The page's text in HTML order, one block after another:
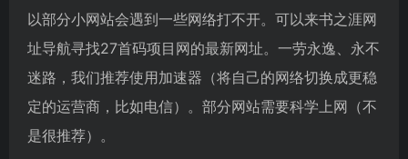
以部分小网站会遇到一些网络打不开。可以来书之涯网
址导航寻找27首码项目网的最新网址。一劳永逸、永不
迷路，我们推荐使用加速器（将自己的网络切换成更稳
定的运营商，比如电信）。部分网站需要科学上网（不
是很推荐）。